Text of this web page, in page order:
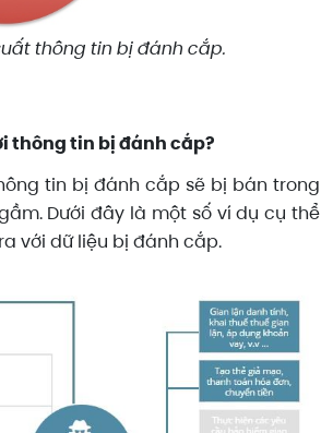
thông tin bị đánh cắp.
thông tin bị đánh cắp?
tin bị đánh cắp sẽ bị bán trong
Dưới đây là một số ví dụ cụ thể
với dữ liệu bị đánh cắp.